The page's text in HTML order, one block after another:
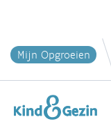
en
inhoud
Mijn Opgroeien